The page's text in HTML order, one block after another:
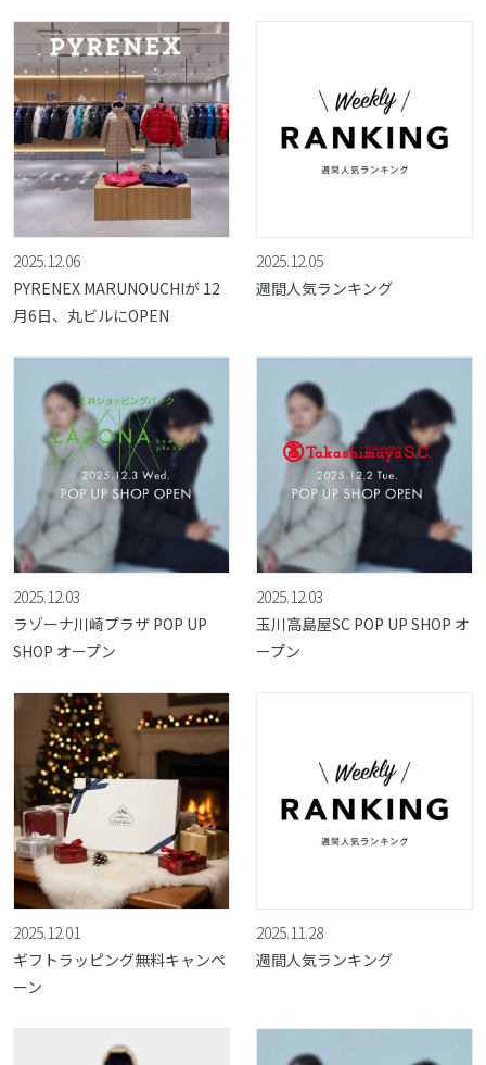
2025.12.06
PYRENEX MARUNOUCHIが 12
月6日、丸ビルにOPEN
2025.12.05
週間人気ランキング
2025.12.03
ラゾーナ川崎プラザ POP UP
SHOP オープン
2025.12.03
玉川高島屋SC POP UP SHOP オ
ープン
2025.12.01
ギフトラッピング無料キャンペ
ーン
2025.11.28
週間人気ランキング